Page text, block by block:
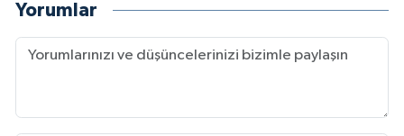
Yorumlar